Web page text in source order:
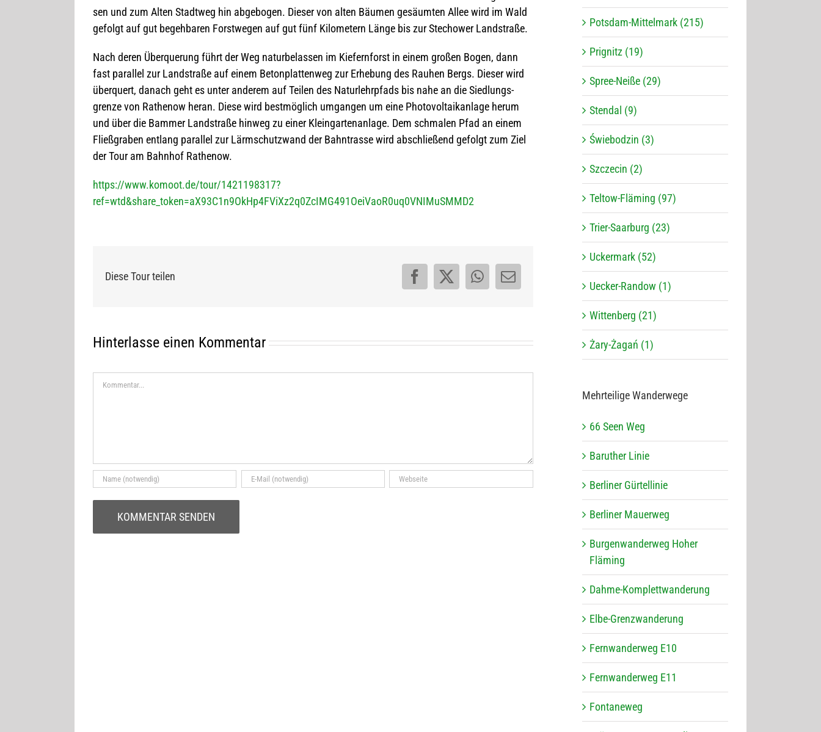
sen und zum Alten Stadt­weg hin abge­bo­gen. Die­ser von alten Bäu­men gesäum­ten Allee wird im Wald
gefolgt auf gut begeh­ba­ren Forst­we­gen auf gut fünf Kilo­me­tern Länge bis zur Stechower Landstraße.
Nach deren Über­que­rung führt der Weg natur­be­las­sen im Kie­fern­forst in einem gro­ßen Bogen, dann
fast par­al­lel zur Land­straße auf einem Beton­plat­ten­weg zur Erhe­bung des Rau­hen Bergs. Die­ser wird
über­quert, danach geht es unter ande­rem auf Tei­len des Natur­lehr­pfads bis nahe an die Sied­lungs­
grenze von Rathe­now heran. Diese wird best­mög­lich umgan­gen um eine Pho­to­vol­ta­ik­an­lage herum
und über die Bam­mer Land­straße hin­weg zu einer Klein­gar­ten­an­lage. Dem schma­len Pfad an einem
Fließ­gra­ben ent­lang par­al­lel zur Lärm­schutz­wand der Bahn­trasse wird abschlie­ßend gefolgt zum Ziel
der Tour am Bahn­hof Rathenow.
https://www.komoot.de/tour/1421198317?
ref=wtd&share_token=aX93C1n9OkHp4FViXz2q0ZcIMG491OeiVaoR0uq0VNIMuSMMD2
Diese Tour teilen Facebook
X WhatsApp
E-
Hinterlasse einen Kommentar
Kommentar
Potsdam-Mittelmark (215)
Prignitz (19)
Spree-Neiße (29)
Stendal (9)
Świebodzin (3)
Szczecin (2)
Teltow-Fläming (97)
Trier-Saarburg (23)
Uckermark (52)
Uecker-Randow (1)
Wittenberg (21)
Żary-Żagań (1)
Mehr­tei­lige Wanderwege
66 Seen Weg
Baru­ther Linie
Ber­li­ner Gürtellinie
Ber­li­ner Mauerweg
Bur­gen­wan­der­weg Hoher
Fläming
Dahme-Kom­plett­wan­de­rung
Elbe-Grenz­wan­de­rung
Fern­wan­der­weg E10
Fern­wan­der­weg E11
Fon­ta­ne­weg